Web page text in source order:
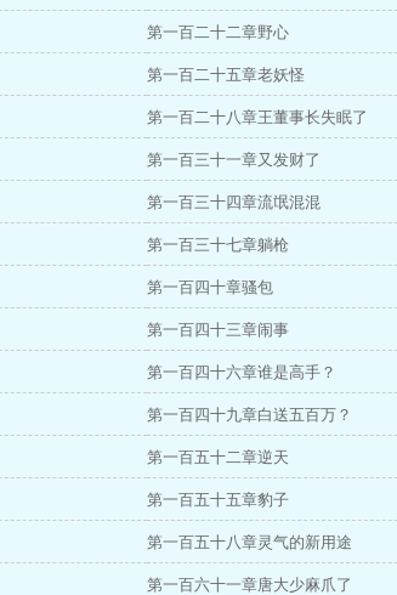
第一百二十二章野心
第一百二十五章老妖怪
第一百二十八章王董事长失眠了
第一百三十一章又发财了
第一百三十四章流氓混混
第一百三十七章躺枪
第一百四十章骚包
第一百四十三章闹事
第一百四十六章谁是高手？
第一百四十九章白送五百万？
第一百五十二章逆天
第一百五十五章豹子
第一百五十八章灵气的新用途
第一百六十一章唐大少麻爪了